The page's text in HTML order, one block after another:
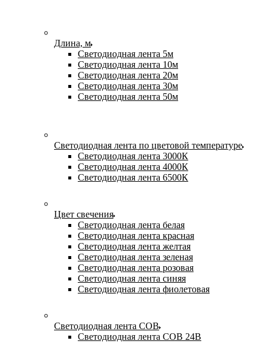
Длина, м
Светодиодная лента 5м
Светодиодная лента 10м
Светодиодная лента 20м
Светодиодная лента 30м
Светодиодная лента 50м
Светодиодная лента по цветовой температуре
Светодиодная лента 3000К
Светодиодная лента 4000К
Светодиодная лента 6500К
Цвет свечения
Светодиодная лента белая
Светодиодная лента красная
Светодиодная лента желтая
Светодиодная лента зеленая
Светодиодная лента розовая
Светодиодная лента синяя
Светодиодная лента фиолетовая
Светодиодная лента COB
Светодиодная лента COB 24В